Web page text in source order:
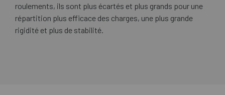
roulements, ils sont plus écartés et plus grands pour une
répartition plus efficace des charges, une plus grande
rigidité et plus de stabilité.